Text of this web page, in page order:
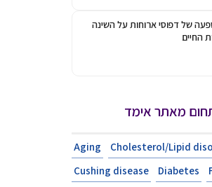
של דפוסי ארוחות על השינה
החיים
מאתר אימד
Aging
Cholesterol/Lipid
Cushing disease
Diabetes